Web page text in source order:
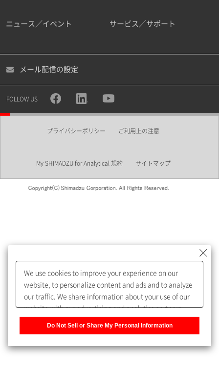
職種
所属部署
めします。
My SHIMADZU for Analyticalへ登録いただくと、技術情報や
取扱説明書・Webinarなどの閲覧ができます。
うになります。
ニュース／イベント サービス／サポート
メール配信の設定
FOLLOW US
プライバシーポリシー ご利用上の注意
My SHIMADZU for Analytical 規約 サイトマップ
We use cookies to improve your experience on our
website, to personalize content and ads and to analyze
our traffic. We share information about your use of our
website with our advertising and analytics partners,
Do Not Sell or Share My Personal Information